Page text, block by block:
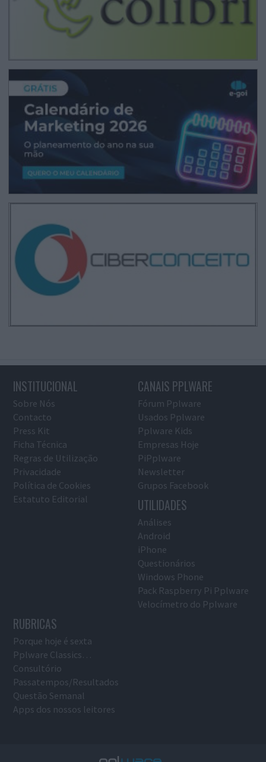
INSTITUCIONAL
Sobre Nós
Contacto
Press Kit
Ficha Técnica
Regras de Utilização
Privacidade
Política de Cookies
Estatuto Editorial
CANAIS PPLWARE
Fórum Pplware
Usados Pplware
Pplware Kids
Empresas Hoje
PiPplware
Newsletter
Grupos Facebook
UTILIDADES
Análises
Android
iPhone
Questionários
Windows Phone
Pack Raspberry Pi Pplware
Velocímetro do Pplware
RUBRICAS
Porque hoje é sexta
Pplware Classics…
Consultório
Passatempos/Resultados
Questão Semanal
Apps dos nossos leitores